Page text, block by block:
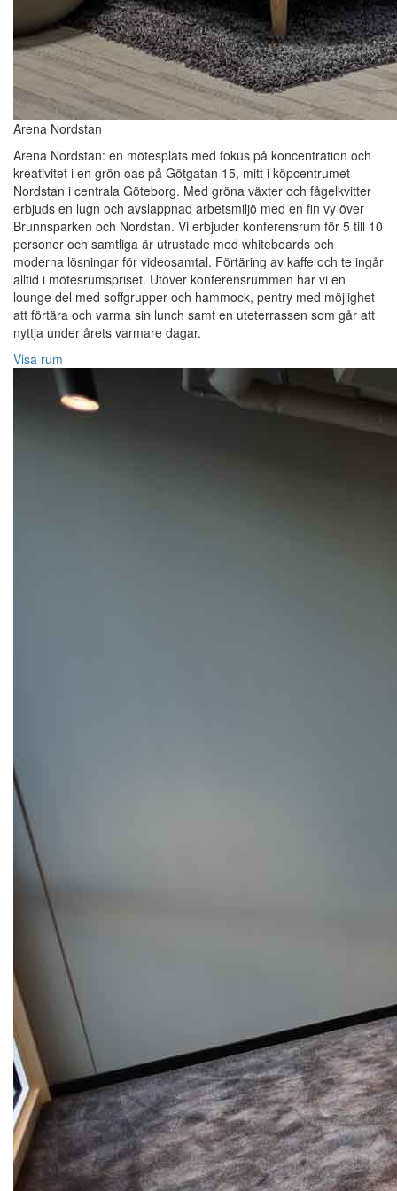
Arena Nordstan
Arena Nordstan: en mötesplats med fokus på koncentration och
kreativitet i en grön oas på Götgatan 15, mitt i köpcentrumet
Nordstan i centrala Göteborg. Med gröna växter och fågelkvitter
erbjuds en lugn och avslappnad arbetsmiljö med en fin vy över
Brunnsparken och Nordstan. Vi erbjuder konferensrum för 5 till 10
personer och samtliga är utrustade med whiteboards och
moderna lösningar för videosamtal. Förtäring av kaffe och te ingår
alltid i mötesrumspriset. Utöver konferensrummen har vi en
lounge del med soffgrupper och hammock, pentry med möjlighet
att förtära och varma sin lunch samt en uteterrassen som går att
nyttja under årets varmare dagar.
Visa rum